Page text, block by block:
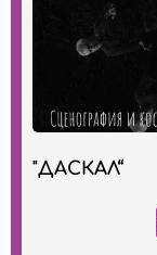
"ДАСКАЛ“